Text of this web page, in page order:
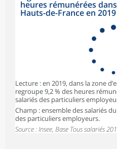
heures rémunérées
Hauts-de-France en 2019
Lecture : en 2019, dans la zone
regroupe 9,2 % des heures
salariés des particuliers
Champ : ensemble des salariés
des particuliers employeurs.
Source : Insee, Base Tous salariés